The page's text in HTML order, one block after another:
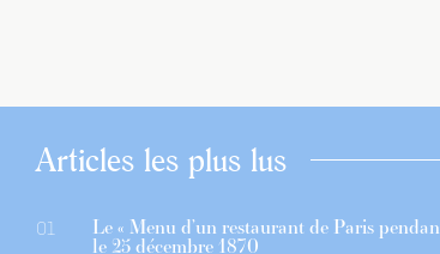
Articles les plus lus
01 Le « Menu d’un restaurant de Paris
le 25 décembre 1870